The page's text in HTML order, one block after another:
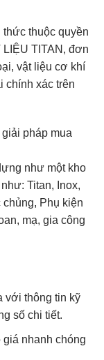
thức thuộc quyền
TITAN , đơn
vật liệu cơ khí
chính xác trên
pháp mua
như một kho
Titan, Inox,
Phụ kiện
mạ, gia công
với thông tin kỹ
số chi tiết.
giá nhanh chóng